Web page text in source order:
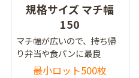
規格サイズ マチ幅
150
マチ幅が広いので、持ち帰
り弁当や食パンに最良
最小ロット500枚